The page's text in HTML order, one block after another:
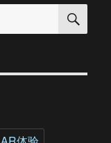
入
创
代
搜